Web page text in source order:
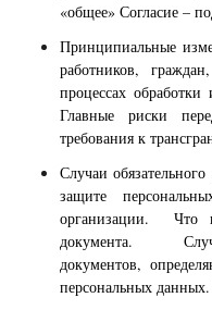
«общее» Согласие –
Принципиальные
работников,
процессах
Главные риски
требования к
Случаи
защите
организации. Что
документа.
документов,
персональных